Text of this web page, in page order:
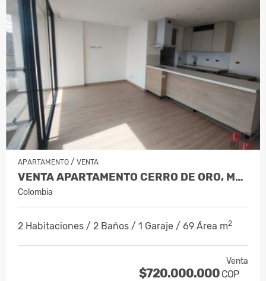
APARTAMENTO / VENTA
VENTA APARTAMENTO CERRO DE ORO, MAN…
Colombia
2 Habitaciones / 2 Baños / 1 Garaje / 69 Área m2
Venta
$720.000.000 COP